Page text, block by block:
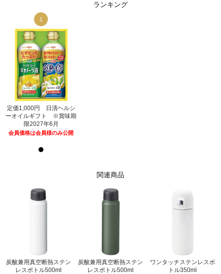
ランキング
1
定価1,000円 日清ヘルシ
ーオイルギフト ※賞味期
限2027年6月
会員価格は会員様のみ公開
関連商品
炭酸兼用真空断熱ステン
レスボトル500ml
炭酸兼用真空断熱ステン
レスボトル500ml
ワンタッチステンレスボ
トル350ml